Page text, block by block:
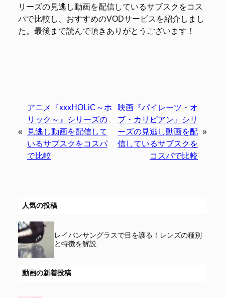
リーズの見逃し動画を配信しているサブスクをコス
パで比較し、おすすめのVODサービスを紹介しまし
た。最後まで読んで頂きありがとうございます！
«
アニメ『xxxHOLiC～ホ
リック～』シリーズの
見逃し動画を配信して
いるサブスクをコスパ
で比較
映画『パイレーツ・オ
ブ・カリビアン』シリ
ーズの見逃し動画を配
信しているサブスクを
コスパで比較
»
人気の投稿
レイバンサングラスで目を護る！レンズの種別
と特徴を解説
動画の新着投稿